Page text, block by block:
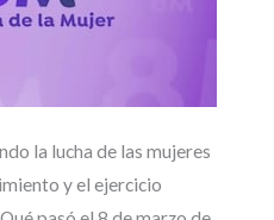
la lucha de las mujeres
y el ejercicio